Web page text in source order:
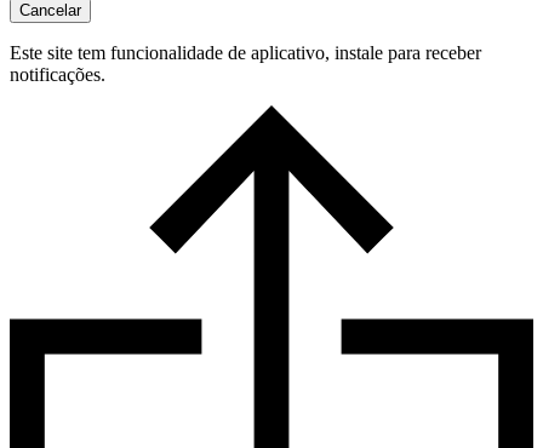
Cancelar
Este site tem funcionalidade de aplicativo, instale para receber
notificações.